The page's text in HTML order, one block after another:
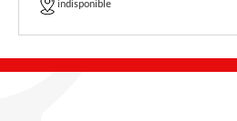
indisponible